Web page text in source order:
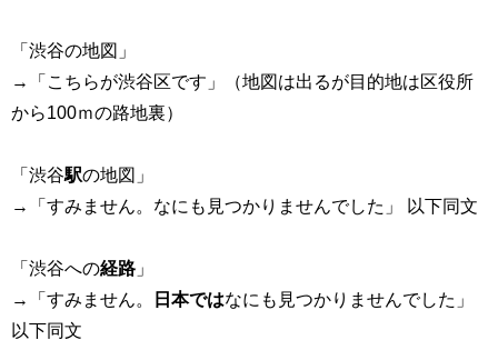
「渋谷の地図」
→「こちらが渋谷区です」（地図は出るが目的地は区役所
から100ｍの路地裏）
「渋谷駅の地図」
→「すみません。なにも見つかりませんでした」 以下同文
「渋谷への経路 」
→「すみません。
日本ではなにも見つかりませんでした」
以下同文